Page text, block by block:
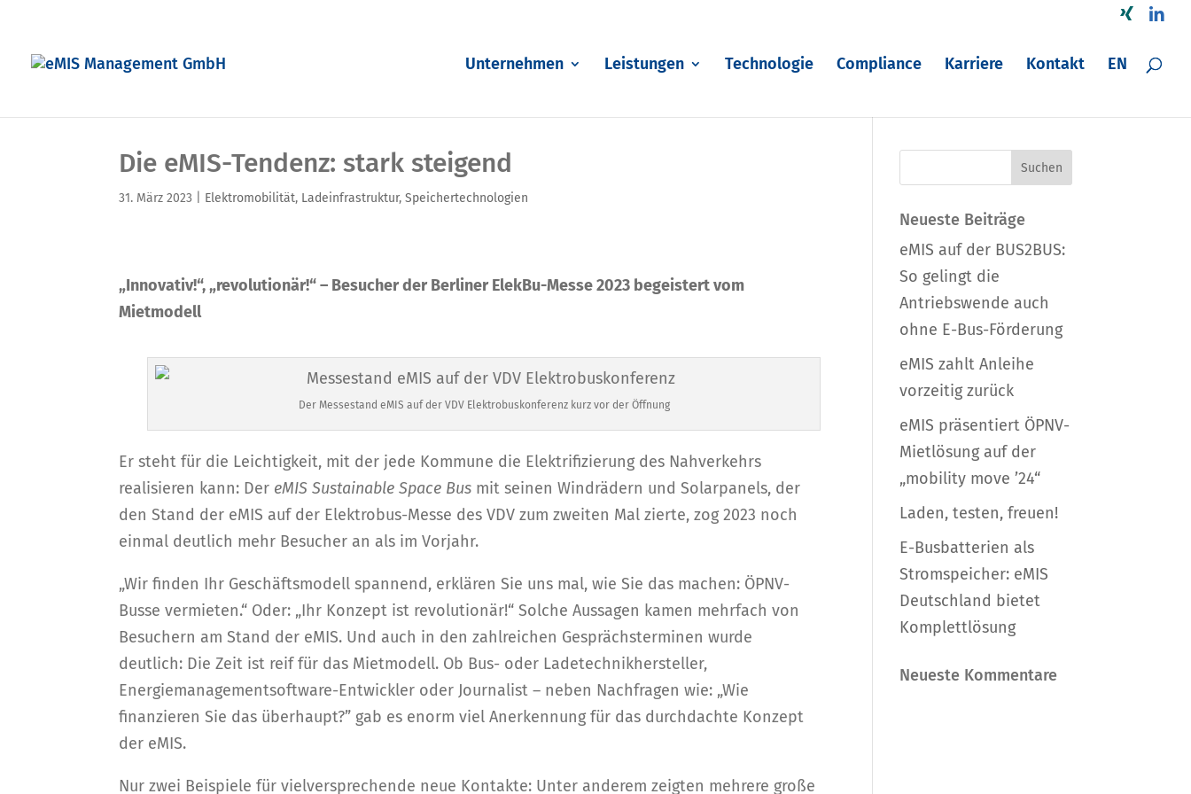
Xing
Unternehmen Leistungen Technologie Compliance Karriere Kontakt EN
Die eMIS-Tendenz: stark steigend
31. März 2023 Elektromobilität, Ladeinfrastruktur,Speichertechnologien
„Innovativ!“, „revolutionär!“ – Besucher der Berliner ElekBu-Messe 2023 begeistert vom
Mietmodell
Der Messestand eMIS auf der VDV Elektrobuskonferenz kurz vor der Öffnung
Er steht für die Leichtigkeit, mit der jede Kommune die Elektrifizierung des Nahverkehrs
realisieren kann: Der eMIS Sustainable Space Bus mit seinen Windrädern und Solarpanels, der
den Stand der eMIS auf der Elektrobus-Messe des VDV zum zweiten Mal zierte, zog 2023 noch
einmal deutlich mehr Besucher an als im Vorjahr.
„Wir finden Ihr Geschäftsmodell spannend, erklären Sie uns mal, wie Sie das machen: ÖPNV-
Busse vermieten.“ Oder: „Ihr Konzept ist revolutionär!“ Solche Aussagen kamen mehrfach von
Besuchern am Stand der eMIS. Und auch in den zahlreichen Gesprächsterminen wurde
deutlich: Die Zeit ist reif für das Mietmodell. Ob Bus- oder Ladetechnikhersteller,
Energiemanagementsoftware-Entwickler oder Journalist – neben Nachfragen wie: „Wie
finanzieren Sie das überhaupt?” gab es enorm viel Anerkennung für das durchdachte Konzept
der eMIS.
Nur zwei Beispiele für vielversprechende neue Kontakte: Unter anderem zeigten mehrere große
Neueste Beiträge
eMIS auf der BUS2BUS:
So gelingt die
Antriebswende auch
ohne E-Bus-Förderung
eMIS zahlt Anleihe
vorzeitig zurück
eMIS präsentiert ÖPNV-
Mietlösung auf der
„mobility move ’24“
Laden, testen, freuen!
E-Busbatterien als
Stromspeicher: eMIS
Deutschland bietet
Komplettlösung
Neueste Kommentare